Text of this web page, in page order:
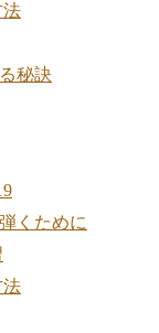
法
秘訣
くために
法